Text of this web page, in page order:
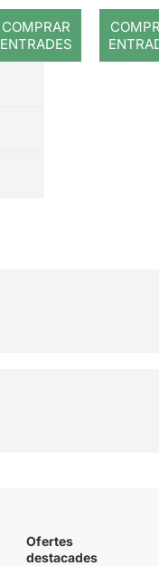
COMPRAR
ENTRADES
Ofertes
destacades